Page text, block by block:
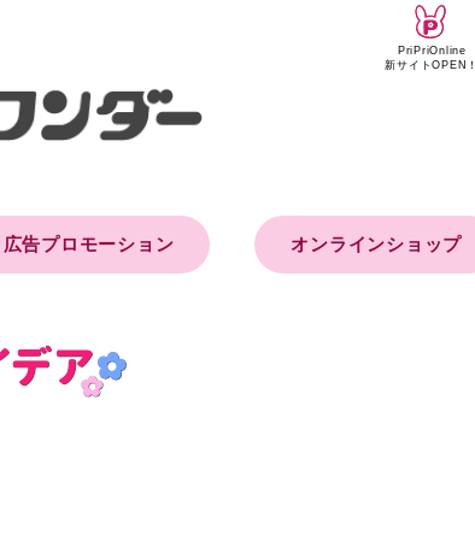
PriPriOnline
新サイトOPEN！
広告プロモーション オンラインショップ